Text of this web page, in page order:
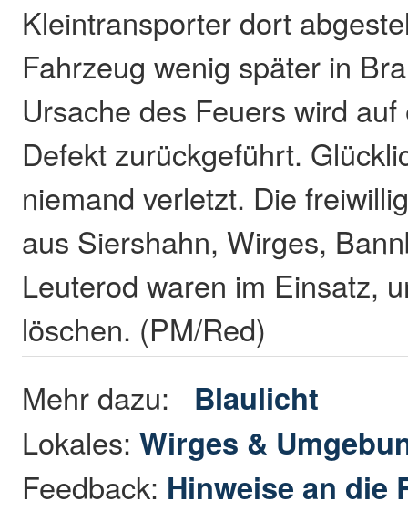
Kleintransporter dort
Fahrzeug wenig später in
Ursache des Feuers wird
Defekt zurückgeführt.
niemand verletzt. Die
aus Siershahn, Wirges,
Leuterod waren im Einsatz,
löschen. (PM/Red)
Mehr dazu: Blaulicht
Lokales:Wirges &
Feedback: Hinweise an die